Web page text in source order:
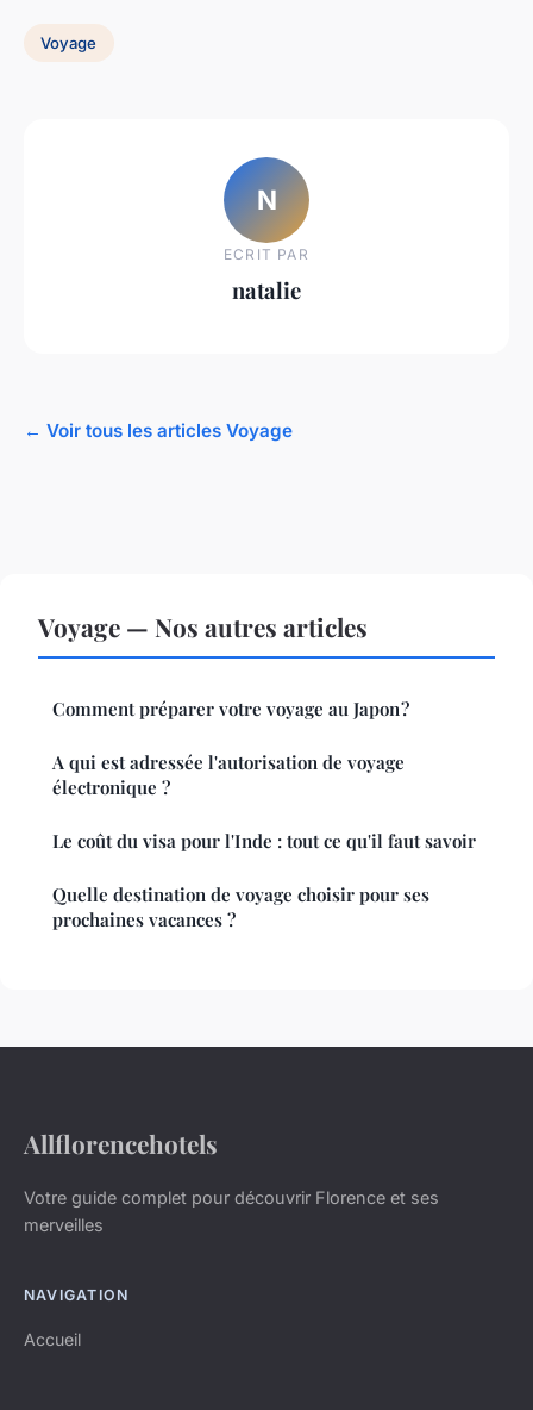
Voyage
N
ECRIT PAR
natalie
← Voir tous les articles Voyage
Voyage — Nos autres articles
Comment préparer votre voyage au Japon ?
A qui est adressée l'autorisation de voyage
électronique ?
Le coût du visa pour l'Inde : tout ce qu'il faut savoir
Quelle destination de voyage choisir pour ses
prochaines vacances ?
Allflorencehotels
Votre guide complet pour découvrir Florence et ses
merveilles
NAVIGATION
Accueil